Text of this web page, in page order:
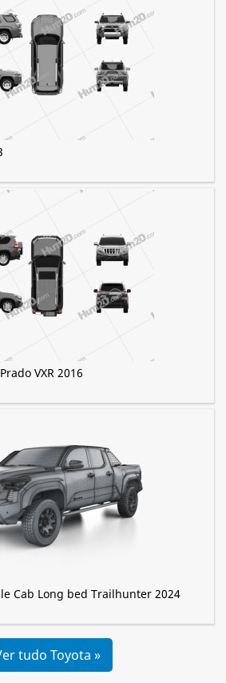
VXR 2016
Cab Long bed Trailhunter 2024
tudo Toyota »